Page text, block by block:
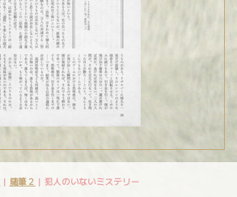
| 随筆２ | 犯人のいないミステリー